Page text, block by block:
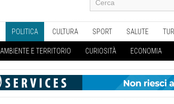
POLITICA CULTURA SPORT SALUTE
AMBIENTE E TERRITORIO CURIOSITÀ ECONOMIA